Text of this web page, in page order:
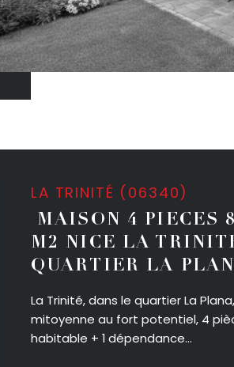
LA TRINITÉ (06340)
MAISON 4 PIECES
M2 NICE LA
QUARTIER LA
La Trinité, dans le quartier La
mitoyenne au fort potentiel, 4
habitable + 1 dépendance...